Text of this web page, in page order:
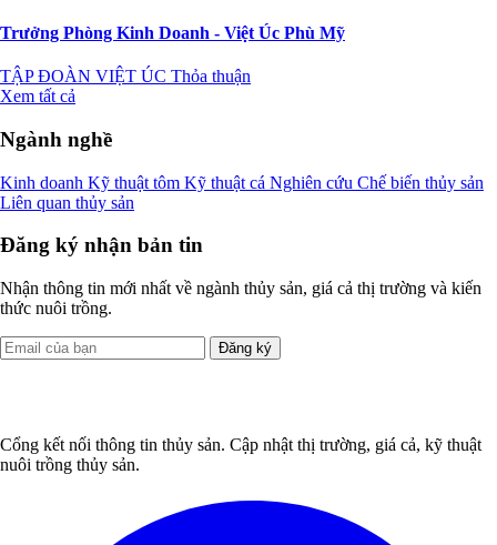
Trưởng Phòng Kinh Doanh - Việt Úc Phù Mỹ
TẬP ĐOÀN VIỆT ÚC Thỏa thuận
Xem tất cả
Ngành nghề
Kinh doanh Kỹ thuật tôm Kỹ thuật cá Nghiên cứu Chế biến thủy sản
Liên quan thủy sản
Đăng ký nhận bản tin
Nhận thông tin mới nhất về ngành thủy sản, giá cả thị trường và kiến
thức nuôi trồng.
Đăng ký
Cổng kết nối thông tin thủy sản. Cập nhật thị trường, giá cả, kỹ thuật
nuôi trồng thủy sản.